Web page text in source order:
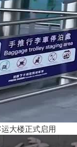
大楼正式启用